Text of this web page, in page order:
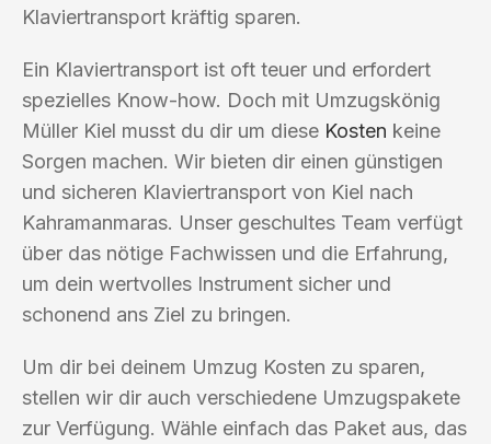
Klaviertransport kräftig sparen.
Ein Klaviertransport ist oft teuer und erfordert
spezielles Know-how. Doch mit Umzugskönig
Müller Kiel musst du dir um diese Kosten keine
Sorgen machen. Wir bieten dir einen günstigen
und sicheren Klaviertransport von Kiel nach
Kahramanmaras. Unser geschultes Team verfügt
über das nötige Fachwissen und die Erfahrung,
um dein wertvolles Instrument sicher und
schonend ans Ziel zu bringen.
Um dir bei deinem Umzug Kosten zu sparen,
stellen wir dir auch verschiedene Umzugspakete
zur Verfügung. Wähle einfach das Paket aus, das